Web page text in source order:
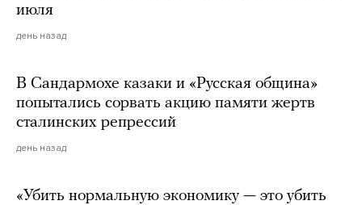
июля
день назад
В Сандармохе казаки и «Русская община»
попытались сорвать акцию памяти жертв
сталинских репрессий
день назад
«Убить нормальную экономику — это убить